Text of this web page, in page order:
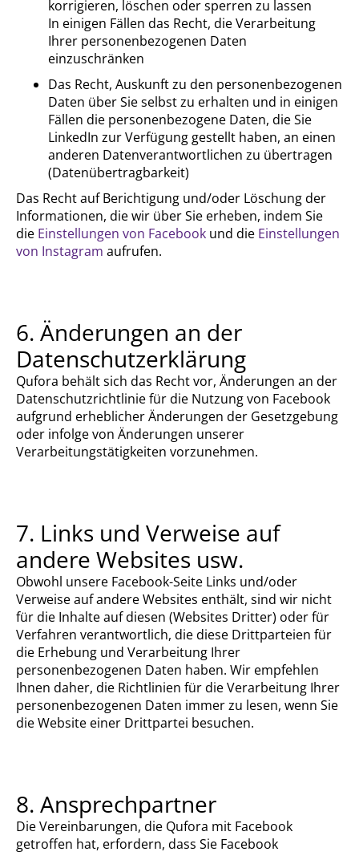
korrigieren, löschen oder sperren zu lassen
In einigen Fällen das Recht, die Verarbeitung
Ihrer personenbezogenen Daten
einzuschränken
Das Recht, Auskunft zu den personenbezogenen
Daten über Sie selbst zu erhalten und in einigen
Fällen die personenbezogene Daten, die Sie
LinkedIn zur Verfügung gestellt haben, an einen
anderen Datenverantwortlichen zu übertragen
(Datenübertragbarkeit)
Das Recht auf Berichtigung und/oder Löschung der
Informationen, die wir über Sie erheben, indem Sie
die Einstellungen von Facebook und die Einstellungen
von Instagram aufrufen.
6. Änderungen an der
Datenschutzerklärung
Qufora behält sich das Recht vor, Änderungen an der
Datenschutzrichtlinie für die Nutzung von Facebook
aufgrund erheblicher Änderungen der Gesetzgebung
oder infolge von Änderungen unserer
Verarbeitungstätigkeiten vorzunehmen.
7. Links und Verweise auf
andere Websites usw.
Obwohl unsere Facebook-Seite Links und/oder
Verweise auf andere Websites enthält, sind wir nicht
für die Inhalte auf diesen (Websites Dritter) oder für
Verfahren verantwortlich, die diese Drittparteien für
die Erhebung und Verarbeitung Ihrer
personenbezogenen Daten haben. Wir empfehlen
Ihnen daher, die Richtlinien für die Verarbeitung Ihrer
personenbezogenen Daten immer zu lesen, wenn Sie
die Website einer Drittpartei besuchen.
8. Ansprechpartner
Die Vereinbarungen, die Qufora mit Facebook
getroffen hat, erfordern, dass Sie Facebook